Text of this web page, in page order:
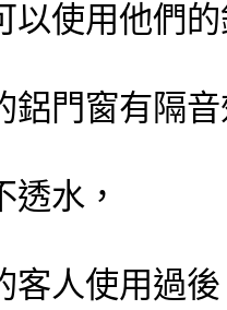
以使用他們
鋁門窗有隔
透水，
客人使用過